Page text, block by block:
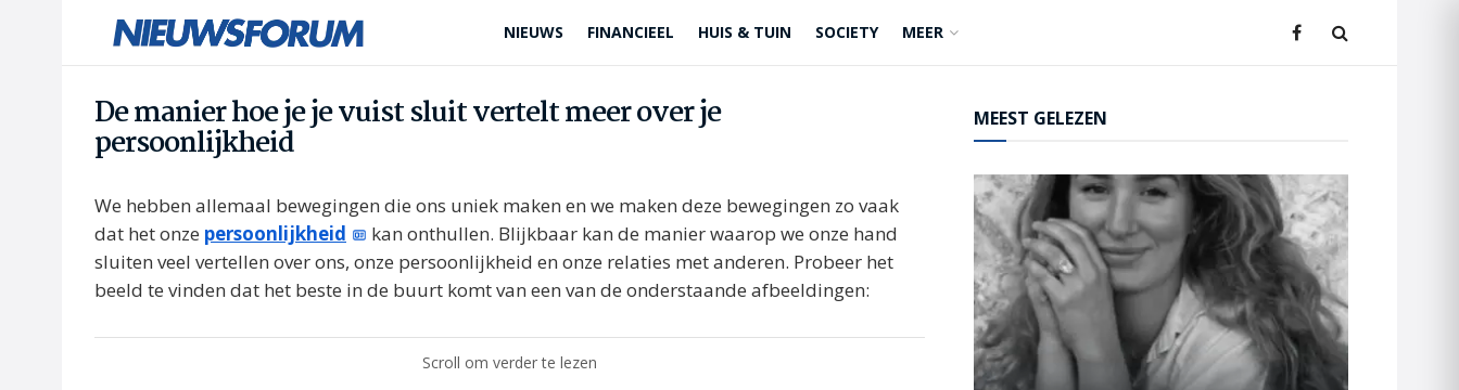
NIEUWS FINANCIEEL HUIS & TUIN SOCIETY MEER
De manier hoe je je vuist sluit vertelt meer over je
persoonlijkheid
We hebben allemaal bewegingen die ons uniek maken en we maken deze bewegingen zo vaak
dat het onze persoonlijkheid
kan onthullen. Blijkbaar kan de manier waarop we onze hand
sluiten veel vertellen over ons, onze persoonlijkheid en onze relaties met anderen. Probeer het
beeld te vinden dat het beste in de buurt komt van een van de onderstaande afbeeldingen:
Scroll om verder te lezen
MEEST GELEZEN